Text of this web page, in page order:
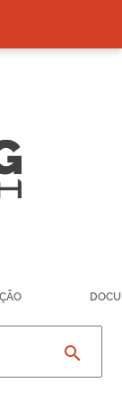
a EPH
Em obras
search